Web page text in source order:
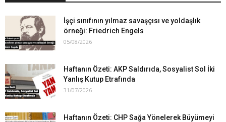
İşçi sınıfının yılmaz savaşçısı ve yoldaşlık
örneği: Friedrich Engels
05/08/2026
Haftanın Özeti: AKP Saldırıda, Sosyalist Sol İki
Yanlış Kutup Etrafında
31/07/2026
Haftanın Özeti: CHP Sağa Yönelerek Büyümeyi